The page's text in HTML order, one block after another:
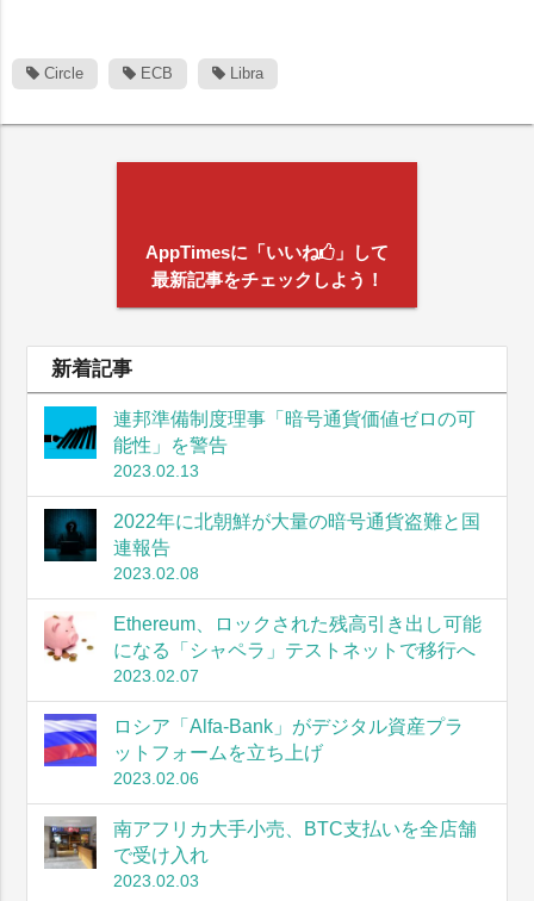
Circle ECB Libra
AppTimesに「いいね
」して
最新記事をチェックしよう！
新着記事
連邦準備制度理事「暗号通貨価値ゼロの可
能性」を警告
2023.02.13
2022年に北朝鮮が大量の暗号通貨盗難と国
連報告
2023.02.08
Ethereum、ロックされた残高引き出し可能
になる「シャペラ」テストネットで移行へ
2023.02.07
ロシア「Alfa-Bank」がデジタル資産プラ
ットフォームを立ち上げ
2023.02.06
南アフリカ大手小売、BTC支払いを全店舗
で受け入れ
2023.02.03